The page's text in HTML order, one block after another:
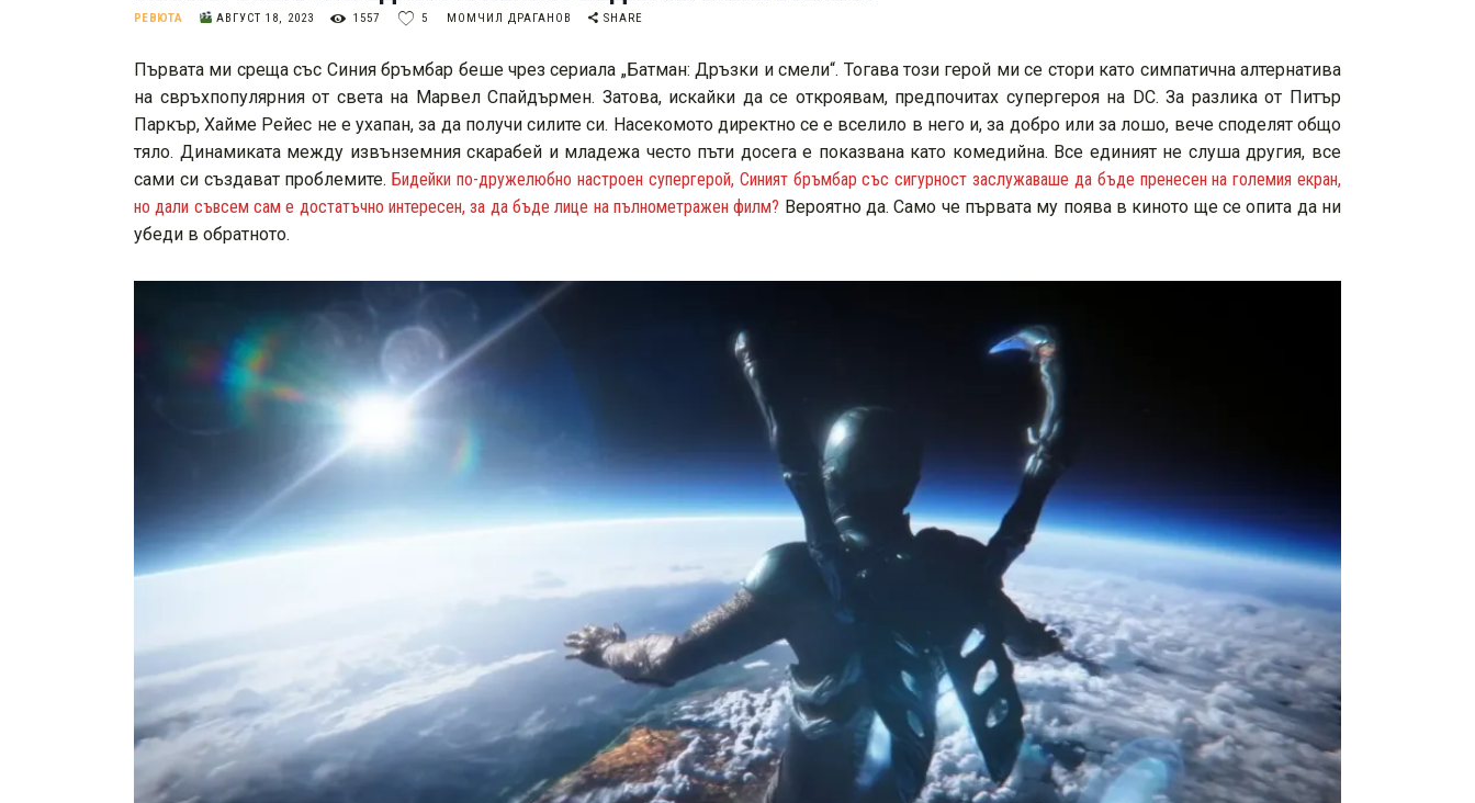
РЕВЮТА АВГУСТ 18, 2023 1557 5 МОМЧИЛ ДРАГАНОВ SHARE
Първата ми среща със Синия бръмбар беше чрез сериала „Батман: Дръзки и смели“. Тогава този герой ми се стори като симпатична алтернатива
на свръхпопулярния от света на Марвел Спайдърмен. Затова, искайки да се откроявам, предпочитах супергероя на DC. За разлика от Питър
Паркър, Хайме Рейес не е ухапан, за да получи силите си. Насекомото директно се е вселило в него и, за добро или за лошо, вече споделят общо
тяло. Динамиката между извънземния скарабей и младежа често пъти досега е показвана като комедийна. Все единият не слуша другия, все
сами си създават проблемите.Бидейки по-дружелюбно настроен супергерой, Синият бръмбар със сигурност заслужаваше да бъде пренесен на големия екран,
но дали съвсем сам е достатъчно интересен, за да бъде лице на пълнометражен филм? Вероятно да. Само че първата му поява в киното ще се опита да ни
убеди в обратното.